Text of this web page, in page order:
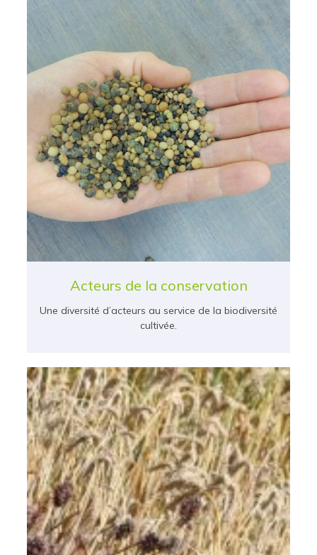
Acteurs de la conservation
Une diversité d’acteurs au service de la biodiversité
cultivée.